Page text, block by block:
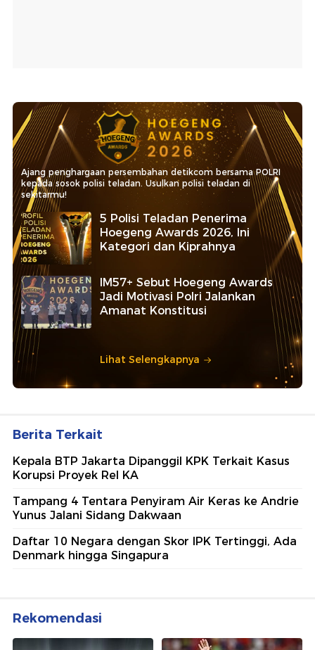
Ajang penghargaan persembahan detikcom bersama POLRI
kepada sosok polisi teladan. Usulkan polisi teladan di
sekitarmu!
5 Polisi Teladan Penerima
Hoegeng Awards 2026, Ini
Kategori dan Kiprahnya
IM57+ Sebut Hoegeng Awards
Jadi Motivasi Polri Jalankan
Amanat Konstitusi
Lihat Selengkapnya
Berita Terkait
Kepala BTP Jakarta Dipanggil KPK Terkait Kasus
Korupsi Proyek Rel KA
Tampang 4 Tentara Penyiram Air Keras ke Andrie
Yunus Jalani Sidang Dakwaan
Daftar 10 Negara dengan Skor IPK Tertinggi, Ada
Denmark hingga Singapura
Rekomendasi